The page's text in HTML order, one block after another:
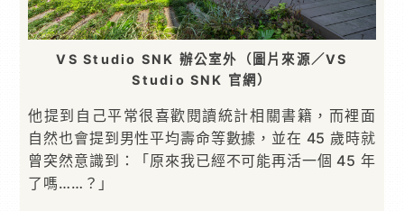
VS Studio SNK 辦公室外（圖片來源／VS
Studio SNK 官網）
他提到自己平常很喜歡閱讀統計相關書籍，而裡面
自然也會提到男性平均壽命等數據，並在 45 歲時就
曾突然意識到：「原來我已經不可能再活一個 45 年
了嗎……？」